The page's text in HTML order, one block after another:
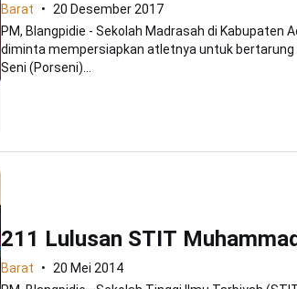
Barat
20 Desember 2017
PM, Blangpidie - Sekolah Madrasah di Kabupaten
diminta mempersiapkan atletnya untuk bertarung
Seni (Porseni)...
211 Lulusan STIT
Barat
20 Mei 2014